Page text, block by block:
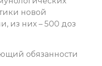
новой
из них – 500 доз
обязанности